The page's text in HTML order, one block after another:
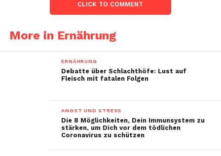
CLICK TO COMMENT
More in Ernährung
ERNÄHRUNG
Debatte über Schlachthöfe: Lust auf
Fleisch mit fatalen Folgen
ANGST UND STRESS
Die 8 Möglichkeiten, Dein Immunsystem zu
stärken, um Dich vor dem tödlichen
Coronavirus zu schützen